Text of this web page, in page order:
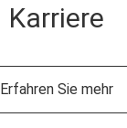
Karriere
Erfahren Sie mehr